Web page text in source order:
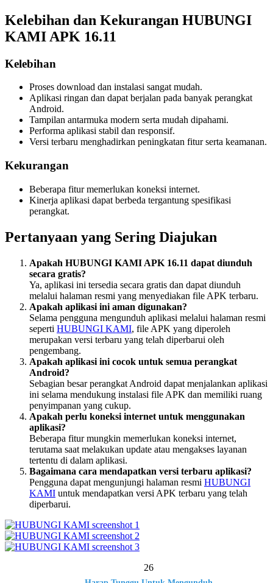
Kelebihan dan Kekurangan HUBUNGI
KAMI APK 16.11
Kelebihan
Proses download dan instalasi sangat mudah.
Aplikasi ringan dan dapat berjalan pada banyak perangkat
Android.
Tampilan antarmuka modern serta mudah dipahami.
Performa aplikasi stabil dan responsif.
Versi terbaru menghadirkan peningkatan fitur serta keamanan.
Kekurangan
Beberapa fitur memerlukan koneksi internet.
Kinerja aplikasi dapat berbeda tergantung spesifikasi
perangkat.
Pertanyaan yang Sering Diajukan
Apakah HUBUNGI KAMI APK 16.11 dapat diunduh
secara gratis?
Ya, aplikasi ini tersedia secara gratis dan dapat diunduh
melalui halaman resmi yang menyediakan file APK terbaru.
Apakah aplikasi ini aman digunakan?
Selama pengguna mengunduh aplikasi melalui halaman resmi
seperti HUBUNGI KAMI, file APK yang diperoleh
merupakan versi terbaru yang telah diperbarui oleh
pengembang.
Apakah aplikasi ini cocok untuk semua perangkat
Android?
Sebagian besar perangkat Android dapat menjalankan aplikasi
ini selama mendukung instalasi file APK dan memiliki ruang
penyimpanan yang cukup.
Apakah perlu koneksi internet untuk menggunakan
aplikasi?
Beberapa fitur mungkin memerlukan koneksi internet,
terutama saat melakukan update atau mengakses layanan
tertentu di dalam aplikasi.
Bagaimana cara mendapatkan versi terbaru aplikasi?
Pengguna dapat mengunjungi halaman resmi HUBUNGI
KAMI untuk mendapatkan versi APK terbaru yang telah
diperbarui.
26